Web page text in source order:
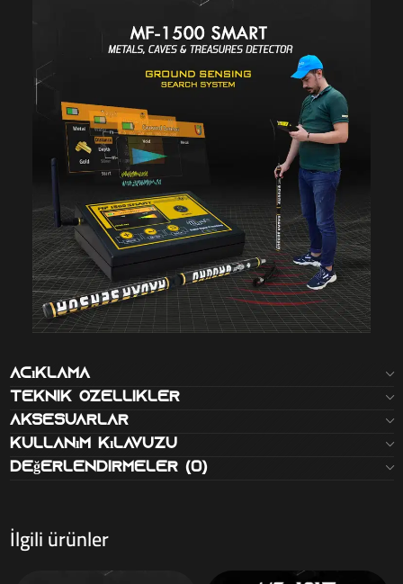
Açıklama
Teknik Özellikler
Aksesuarlar
Kullanım kılavuzu
Değerlendirmeler (0)
İlgili ürünler